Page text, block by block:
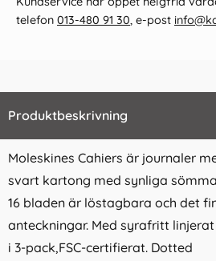
telefon 013-480 91 30, e-post
Produktbeskrivning
Moleskines Cahiers är journaler
svart kartong med synliga
16 bladen är löstagbara och det
anteckningar. Med syrafritt linjerat
i 3-pack,FSC-certifierat. Dotted